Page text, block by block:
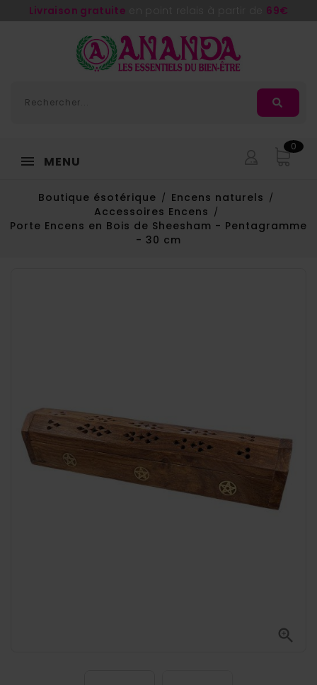
Livraison gratuite 69€
MENU
0
Boutique ésotérique
Encens naturels
Accessoires Encens
Porte Encens en Bois de Sheesham - Pentagramme
- 30 cm
